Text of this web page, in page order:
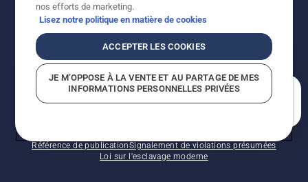
©2026 Husqvarna AB (publ.). En raison de
l'amélioration continue, le produit peut légèrement
varier par rapport aux images, mais la fonctionnalité de
Référence de publicationSignalement de violations présumées
Loi sur l'esclavage moderne
nos efforts de marketing.
Lisez notre politique en matière de cookies
ACCEPTER LES COOKIES
JE M’OPPOSE À LA VENTE ET AU PARTAGE DE MES
INFORMATIONS PERSONNELLES PRIVÉES
En quoi pouvons-nous vous aider?